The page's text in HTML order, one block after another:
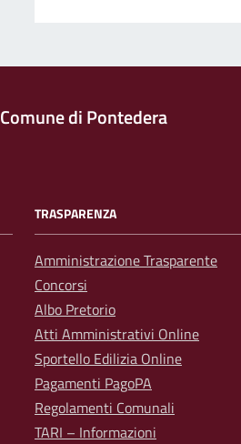
Comune di Pontedera
TRASPARENZA
Amministrazione Trasparente
Concorsi
Albo Pretorio
Atti Amministrativi Online
Sportello Edilizia Online
Pagamenti PagoPA
Regolamenti Comunali
TARI – Informazioni